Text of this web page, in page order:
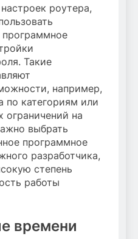
роутера,
программное
Такие
например,
по категориям или
ограничений на
выбрать
программное
разработчика,
степень
работы
времени